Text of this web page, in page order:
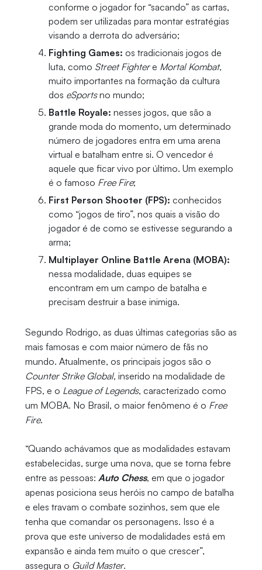
conforme o jogador for “sacando” as cartas,
podem ser utilizadas para montar estratégias
visando a derrota do adversário;
Fighting Games: os tradicionais jogos de
luta, como Street Fightere Mortal Kombat,
muito importantes na formação da cultura
dos eSportsno mundo;
Battle Royale: nesses jogos, que são a
grande moda do momento, um determinado
número de jogadores entra em uma arena
virtual e batalham entre si. O vencedor é
aquele que ficar vivo por último. Um exemplo
é o famoso Free Fire;
First Person Shooter (FPS): conhecidos
como “jogos de tiro”, nos quais a visão do
jogador é de como se estivesse segurando a
arma;
Multiplayer Online Battle Arena (MOBA):
nessa modalidade, duas equipes se
encontram em um campo de batalha e
precisam destruir a base inimiga.
Segundo Rodrigo, as duas últimas categorias são as
mais famosas e com maior número de fãs no
mundo. Atualmente, os principais jogos são o
Counter Strike Global, inserido na modalidade de
FPS, e o League of Legends, caracterizado como
um MOBA. No Brasil, o maior fenômeno é o Free
Fire.
“Quando achávamos que as modalidades estavam
estabelecidas, surge uma nova, que se torna febre
entre as pessoas: Auto Chess, em que o jogador
apenas posiciona seus heróis no campo de batalha
e eles travam o combate sozinhos, sem que ele
tenha que comandar os personagens. Isso é a
prova que este universo de modalidades está em
expansão e ainda tem muito o que crescer”,
assegura o Guild Master.